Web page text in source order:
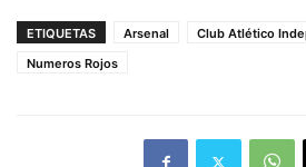
ETIQUETAS Arsenal
Club Atlético
Numeros Rojos